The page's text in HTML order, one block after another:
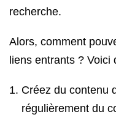
recherche.
Alors, comment
liens entrants ?
Créez du contenu
régulièrement du